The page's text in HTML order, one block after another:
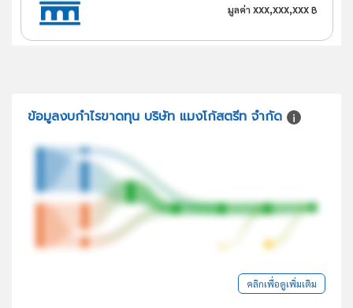
มูลค่า xxx,xxx,xxx ฿
ข้อมูลงบกำไรขาดทุน บริษัท แมงโก้สตรีท จำกัด
คลิกเพื่อดูเพิ่มเติม